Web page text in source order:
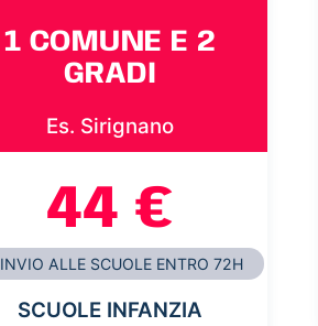
1 COMUNE E 2
GRADI
Es. Sirignano
44 €
INVIO ALLE SCUOLE ENTRO 72H
SCUOLE INFANZIA